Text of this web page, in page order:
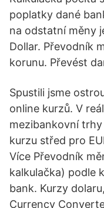
poplatky dané
na odstatní měny
Dollar. Převodník
korunu. Převést
Spustili jsme
online kurzů. V
mezibankovní
kurzu střed pro
Více Převodník
kalkulačka) podle
bank. Kurzy
Currency